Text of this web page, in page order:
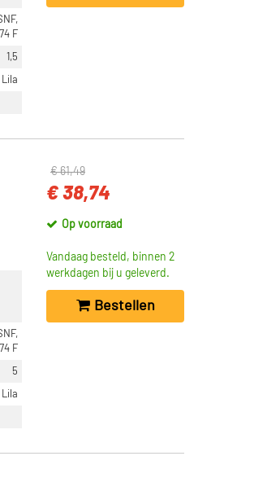
F
1,5
Lila
F
5
Lila
€ 61,49
€ 38,74
Op voorraad
Vandaag besteld, binnen 2
werkdagen bij u geleverd.
Bestellen